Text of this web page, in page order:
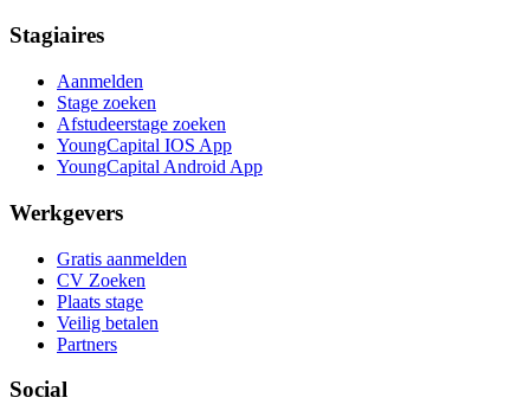
Stagiaires
Aanmelden
Stage zoeken
Afstudeerstage zoeken
YoungCapital IOS App
YoungCapital Android App
Werkgevers
Gratis aanmelden
CV Zoeken
Plaats stage
Veilig betalen
Partners
Social